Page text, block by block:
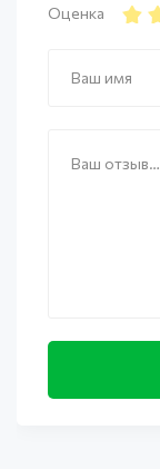
Оценка